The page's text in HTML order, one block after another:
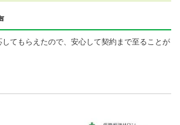
てもらえたので、安心して契約まで至ることが